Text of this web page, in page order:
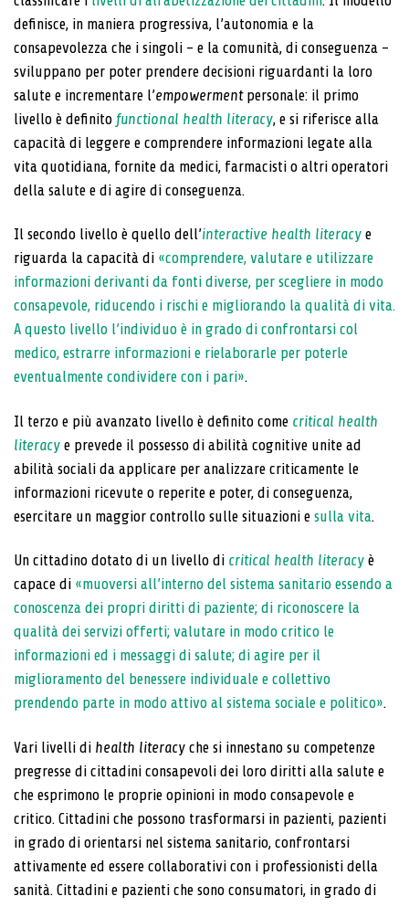
definisce, in maniera progressiva, l’autonomia e la
consapevolezza che i singoli – e la comunità, di conseguenza –
sviluppano per poter prendere decisioni riguardanti la loro
salute e incrementare l’empowermentpersonale: il primo
livello è definito functional health literacy, e si riferisce alla
capacità di leggere e comprendere informazioni legate alla
vita quotidiana, fornite da medici, farmacisti o altri operatori
della salute e di agire di conseguenza.
Il secondo livello è quello dell’interactive health literacy e
riguarda la capacità di «comprendere, valutare e utilizzare
informazioni derivanti da fonti diverse, per scegliere in modo
consapevole, riducendo i rischi e migliorando la qualità di vita.
A questo livello l’individuo è in grado di confrontarsi col
medico, estrarre informazioni e rielaborarle per poterle
eventualmente condividere con i pari».
Il terzo e più avanzato livello è definito come critical health
literacy e prevede il possesso di abilità cognitive unite ad
abilità sociali da applicare per analizzare criticamente le
informazioni ricevute o reperite e poter, di conseguenza,
esercitare un maggior controllo sulle situazioni e sulla vita.
Un cittadino dotato di un livello di critical health literacy è
capace di «muoversi all’interno del sistema sanitario essendo a
conoscenza dei propri diritti di paziente; di riconoscere la
qualità dei servizi offerti; valutare in modo critico le
informazioni ed i messaggi di salute; di agire per il
miglioramento del benessere individuale e collettivo
prendendo parte in modo attivo al sistema sociale e politico».
Vari livelli di health literacy che si innestano su competenze
pregresse di cittadini consapevoli dei loro diritti alla salute e
che esprimono le proprie opinioni in modo consapevole e
critico. Cittadini che possono trasformarsi in pazienti, pazienti
in grado di orientarsi nel sistema sanitario, confrontarsi
attivamente ed essere collaborativi con i professionisti della
sanità. Cittadini e pazienti che sono consumatori, in grado di